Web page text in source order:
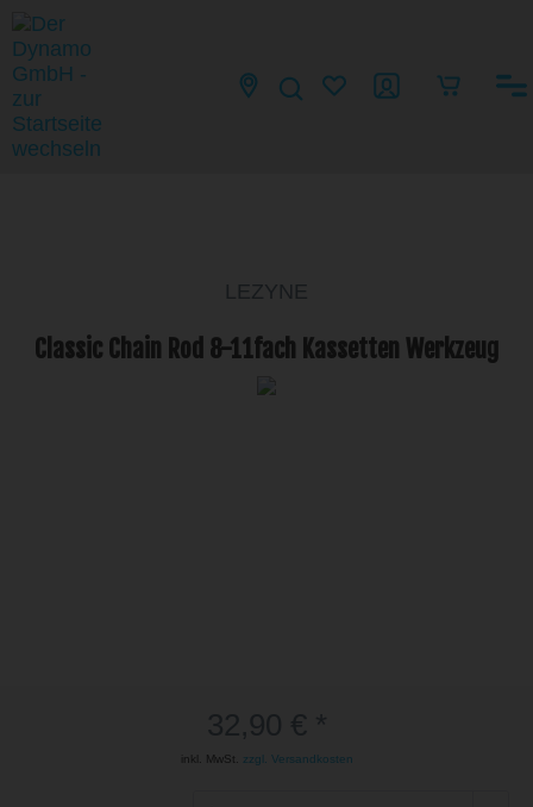
LEZYNE
Classic Chain Rod 8-11fach Kassetten Werkzeug
inkl. MwSt. zzgl. Versandkosten